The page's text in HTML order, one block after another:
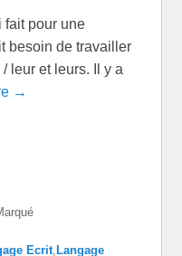
fait pour une
besoin de travailler
leur et leurs. Il y a
→
Ecrit, Langage